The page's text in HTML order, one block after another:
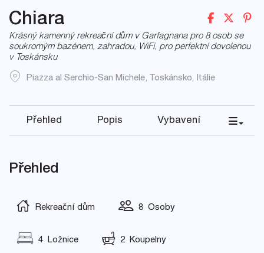
Chiara
Krásný kamenný rekreační dům v Garfagnana pro 8 osob se
soukromým bazénem, zahradou, WiFi, pro perfektní dovolenou
v Toskánsku
Piazza al Serchio-San Michele, Toskánsko, Itálie
Přehled Popis Vybavení
Přehled
Rekreační dům 8 Osoby
4 Ložnice 2 Koupelny